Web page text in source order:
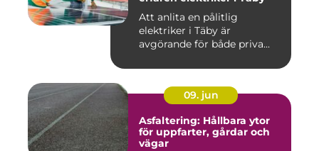
Att anlita en pålitlig
elektriker i Täby är
avgörande för både priva...
09. jun
Asfaltering: Hållbara ytor
för uppfarter, gårdar och
vägar